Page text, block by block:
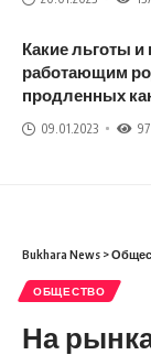
Какие льготы и
работающим
продленных
09.01.2023 97
Bukhara News >
ОБЩЕСТВО
На